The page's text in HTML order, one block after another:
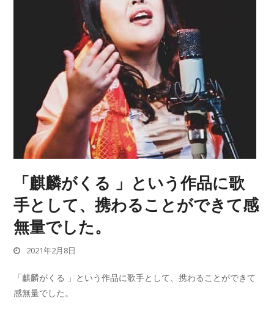
「麒麟がくる 」という作品に歌
手として、携わることができて感
無量でした。
2021年2月8日
「麒麟がくる 」という作品に歌手として、携わることができて
感無量でした。